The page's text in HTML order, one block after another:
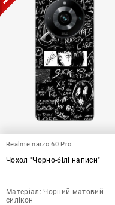
Realme narzo 60 Pro
Чохол "Чорно-білі написи"
Матеріал: Чорний матовий
силікон